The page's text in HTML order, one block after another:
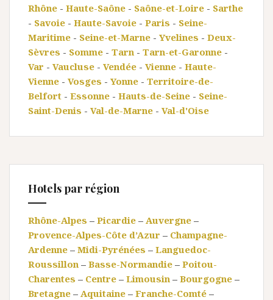
Rhône - Haute-Saône - Saône-et-Loire - Sarthe
- Savoie - Haute-Savoie - Paris - Seine-
Maritime - Seine-et-Marne - Yvelines - Deux-
Sèvres - Somme - Tarn - Tarn-et-Garonne -
Var - Vaucluse - Vendée - Vienne - Haute-
Vienne - Vosges - Yonne - Territoire-de-
Belfort - Essonne - Hauts-de-Seine - Seine-
Saint-Denis - Val-de-Marne - Val-d'Oise
Hotels par région
Rhône-Alpes – Picardie – Auvergne –
Provence-Alpes-Côte d’Azur – Champagne-
Ardenne – Midi-Pyrénées – Languedoc-
Roussillon – Basse-Normandie – Poitou-
Charentes – Centre – Limousin – Bourgogne –
Bretagne – Aquitaine – Franche-Comté –